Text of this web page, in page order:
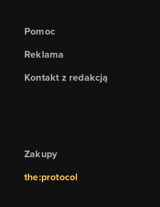
Pomoc
Reklama
Kontakt z redakcją
Zakupy
the:protocol